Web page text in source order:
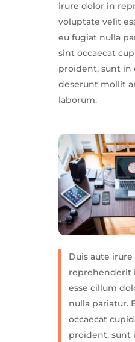
irure dolor in
voluptate velit
eu fugiat nulla
sint occaecat
proident, sunt in
deserunt mollit
laborum.
Duis aute
reprehenderit
esse cillum
nulla pariatur.
occaecat
proident, sunt